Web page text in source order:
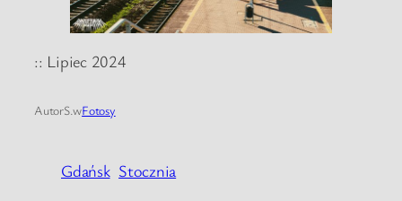
:: Lipiec 2024
AutorS.wFotosy
Gdańsk Stocznia